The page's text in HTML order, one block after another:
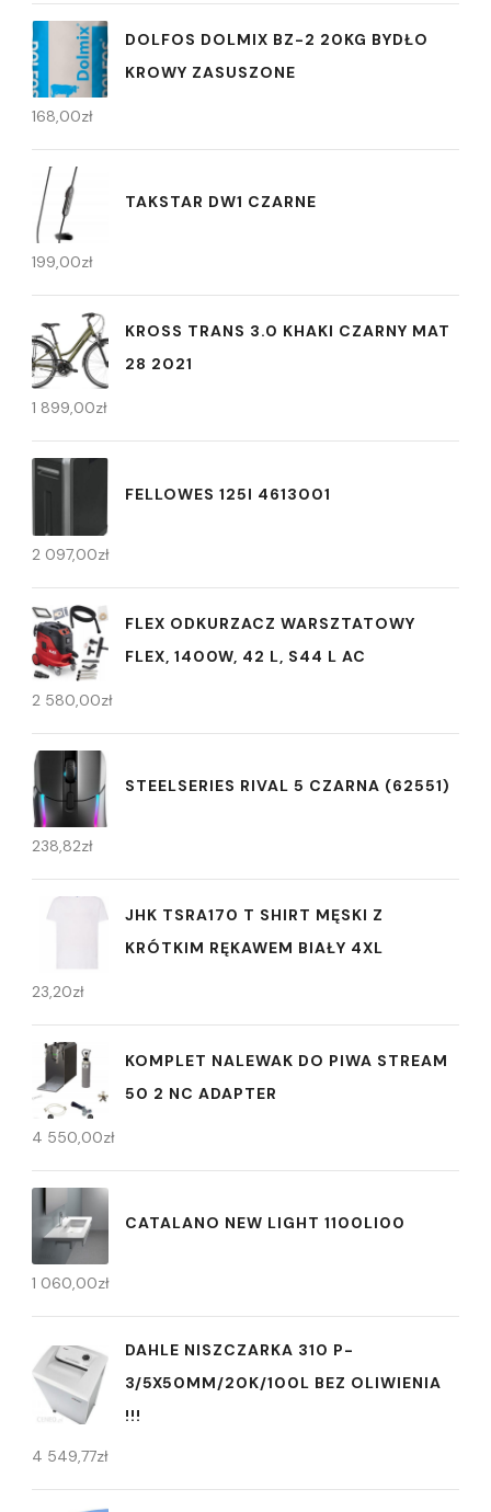
DOLFOS DOLMIX BZ-2 20KG BYDŁO
KROWY ZASUSZONE
168,00zł
TAKSTAR DW1 CZARNE
199,00zł
KROSS TRANS 3.0 KHAKI CZARNY MAT
28 2021
1 899,00zł
FELLOWES 125I 4613001
2 097,00zł
FLEX ODKURZACZ WARSZTATOWY
FLEX, 1400W, 42 L, S44 L AC
2 580,00zł
STEELSERIES RIVAL 5 CZARNA (62551)
238,82zł
JHK TSRA170 T SHIRT MĘSKI Z
KRÓTKIM RĘKAWEM BIAŁY 4XL
23,20zł
KOMPLET NALEWAK DO PIWA STREAM
50 2 NC ADAPTER
4 550,00zł
CATALANO NEW LIGHT 1100LI00
1 060,00zł
DAHLE NISZCZARKA 310 P-
3/5X50MM/20K/100L BEZ OLIWIENIA
!!!
4 549,77zł